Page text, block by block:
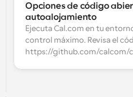
Opciones de código
autoalojamiento
Ejecuta Cal.com en tu
control máximo. Revisa el
https://github.com/calcom/